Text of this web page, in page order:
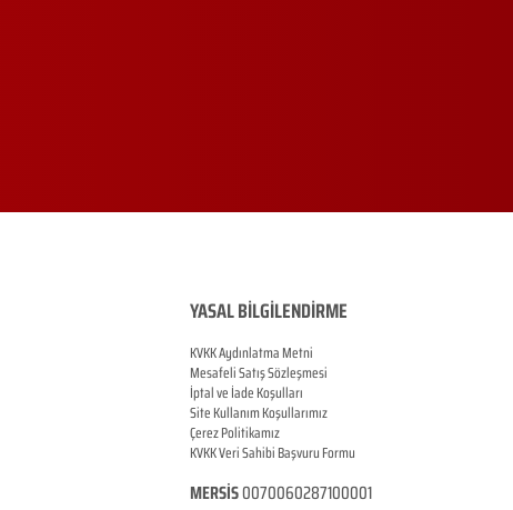
YASAL BİLGİLENDİRME
KVKK Aydınlatma Metni
Mesafeli Satış Sözleşmesi
İptal ve İade Koşulları
Site Kullanım Koşullarımız
Çerez Politikamız
KVKK Veri Sahibi Başvuru Formu
MERSİS0070060287100001